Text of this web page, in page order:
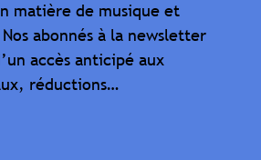
matière de musique et
abonnés à la newsletter
accès anticipé aux
réductions…